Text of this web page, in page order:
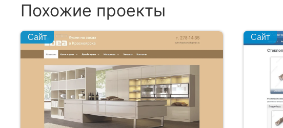
Похожие проекты
Сайт Сайт